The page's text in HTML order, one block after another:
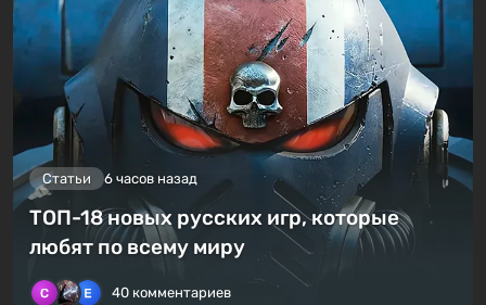
Статьи 6 часов назад
ТОП-18 новых русских игр, которые
любят по всему миру
40 комментариев